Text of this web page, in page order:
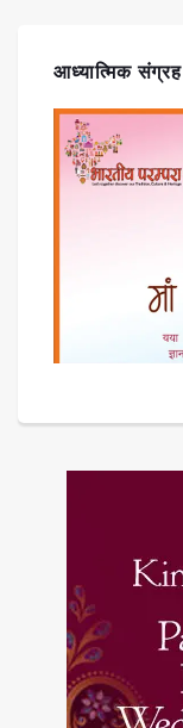
आध्यात्मिक संग्रह